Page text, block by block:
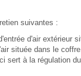
suivantes :
d'air extérieur
située dans le
sert à la régulation